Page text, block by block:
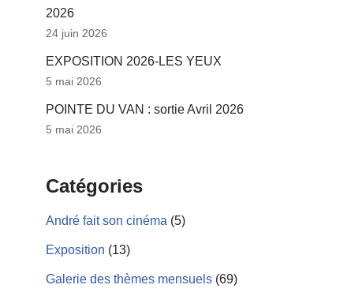
2026
24 juin 2026
EXPOSITION 2026-LES YEUX
5 mai 2026
POINTE DU VAN : sortie Avril 2026
5 mai 2026
Catégories
André fait son cinéma (5)
Exposition (13)
Galerie des thèmes mensuels (69)